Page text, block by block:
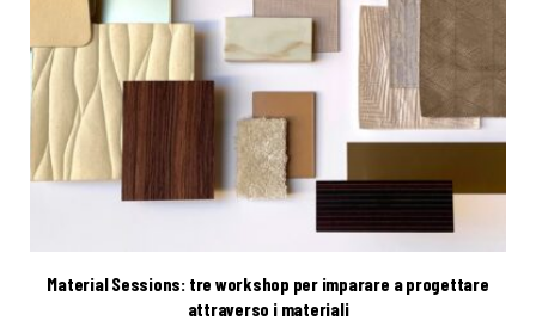
Material Sessions: tre workshop per imparare a progettare
attraverso i materiali